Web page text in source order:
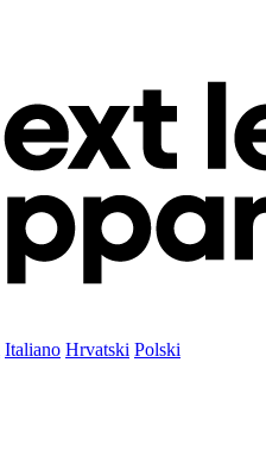
Italiano Hrvatski Polski